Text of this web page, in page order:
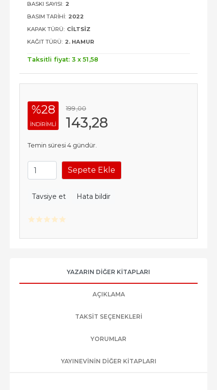
BASKI SAYISI: 2
BASIM TARIHI: 2022
KAPAK TÜRÜ: CILTSIZ
KAĞIT TÜRÜ: 2. HAMUR
Taksitli fiyat: 3 x 51 ,58
%28
INDIRIMLI
199,00
143,28
Temin süresi 4 gündür.
Sepete Ekle
Tavsiye et Hata bildir
YAZARIN DIĞER KITAPLARI
AÇIKLAMA
TAKSIT SEÇENEKLERI
YORUMLAR
YAYINEVININ DIĞER KITAPLARI